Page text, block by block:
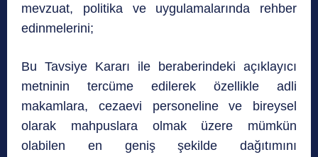
mevzuat, politika ve uygulamalarında rehber
edinmelerini;
Bu Tavsiye Kararı ile beraberindeki açıklayıcı
metninin tercüme edilerek özellikle adli
makamlara, cezaevi personeline ve bireysel
olarak mahpuslara olmak üzere mümkün
olabilen en geniş şekilde dağıtımını